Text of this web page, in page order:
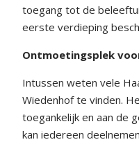
toegang tot de
eerste verdieping
Ontmoetingsplek
Intussen weten vele
Wiedenhof te vinden.
toegankelijk en aan de
kan iedereen